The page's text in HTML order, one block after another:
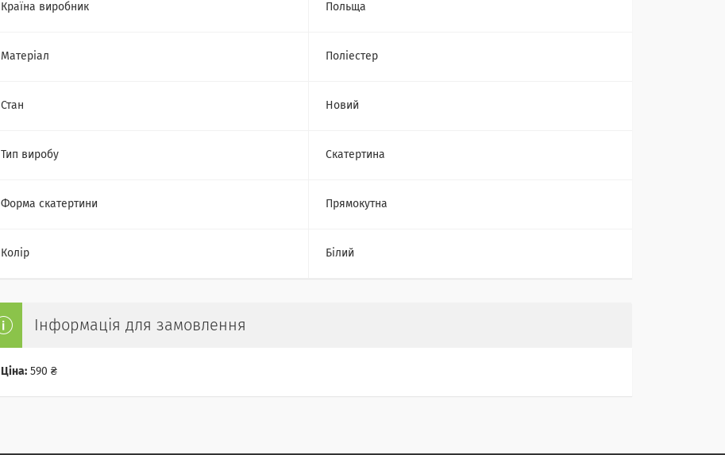
Країна виробник Польща
Матеріал Поліестер
Стан Новий
Тип виробу Скатертина
Форма скатертини Прямокутна
Колір Білий
Інформація для замовлення
Ціна: 590 ₴